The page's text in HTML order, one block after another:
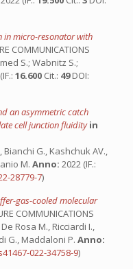
in micro-resonator with
COMMUNICATIONS
S.; Wabnitz S.;
16.600 Cit.: 49DOI:
an asymmetric catch
cell junction fluidityin
G., Kashchuk AV.,
M. Anno: 2022 (IF.:
28779-7)
gas-cooled molecular
COMMUNICATIONS
Rosa M., Ricciardi I.,
G., Maddaloni P. Anno:
022-34758-9)